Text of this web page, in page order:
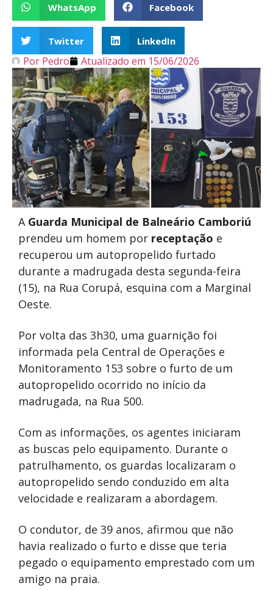
WhatsApp Facebook
Twitter LinkedIn
Por Pedro Atualizado em 15/06/2026
A Guarda Municipal de Balneário Camboriú
prendeu um homem por receptação e
recuperou um autopropelido furtado
durante a madrugada desta segunda-feira
(15), na Rua Corupá, esquina com a Marginal
Oeste.
Por volta das 3h30, uma guarnição foi
informada pela Central de Operações e
Monitoramento 153 sobre o furto de um
autopropelido ocorrido no início da
madrugada, na Rua 500.
Com as informações, os agentes iniciaram
as buscas pelo equipamento. Durante o
patrulhamento, os guardas localizaram o
autopropelido sendo conduzido em alta
velocidade e realizaram a abordagem.
O condutor, de 39 anos, afirmou que não
havia realizado o furto e disse que teria
pegado o equipamento emprestado com um
amigo na praia.